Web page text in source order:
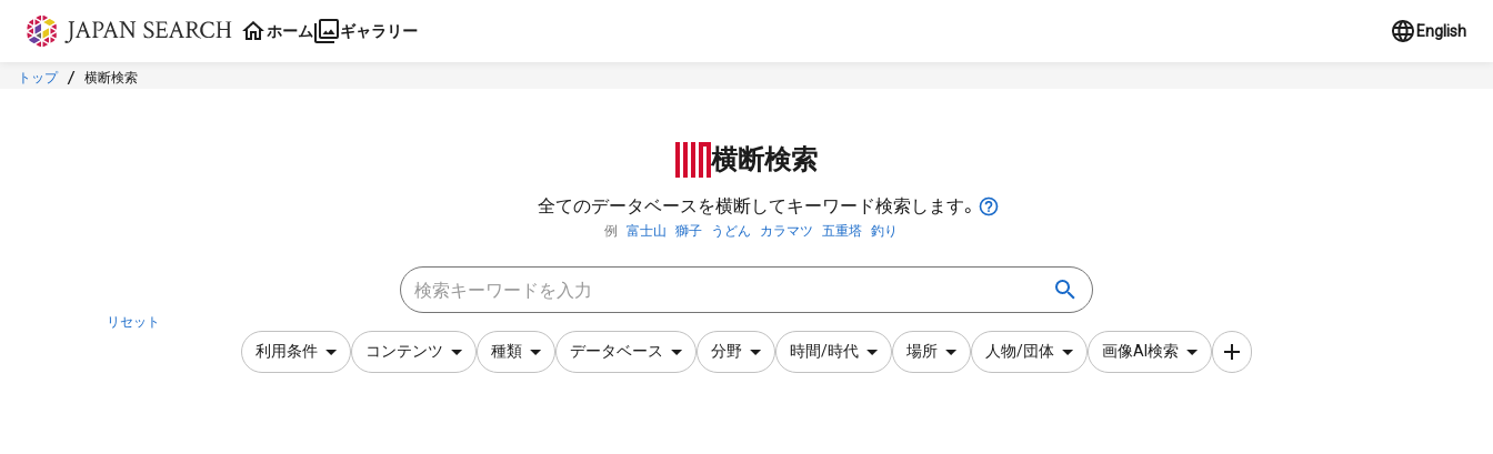
本文に飛ぶ
ホーム ギャラリー English
トップ 横断検索
横断検索
全てのデータベースを横断してキーワード検索します。
例 富士山 獅子 うどん カラマツ 五重塔 釣り
リセット
利用条件 コンテンツ 種類 データベース 分野 時間/時代 場所 人物/団体 画像AI検索